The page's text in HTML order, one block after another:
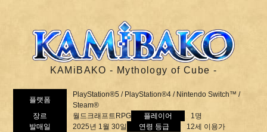
KAMiBAKO - Mythology of Cube -
플랫폼
PlayStation®5 / PlayStation®4 / Nintendo Switch™ /
Steam®
장르
월드크래프트RPG 플레이어
1명
발매일
2025년 1월 30일 연령 등급
12세 이용가